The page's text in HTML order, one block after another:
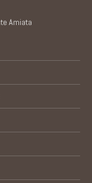
Amiata